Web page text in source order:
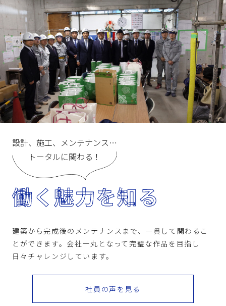
設計、施工、メンテナンス…
トータルに関わる！
働く魅力を知る
建築から完成後のメンテナンスまで、一貫して関わるこ
とができます。会社一丸となって完璧な作品を目指し
日々チャレンジしています。
社員の声を見る